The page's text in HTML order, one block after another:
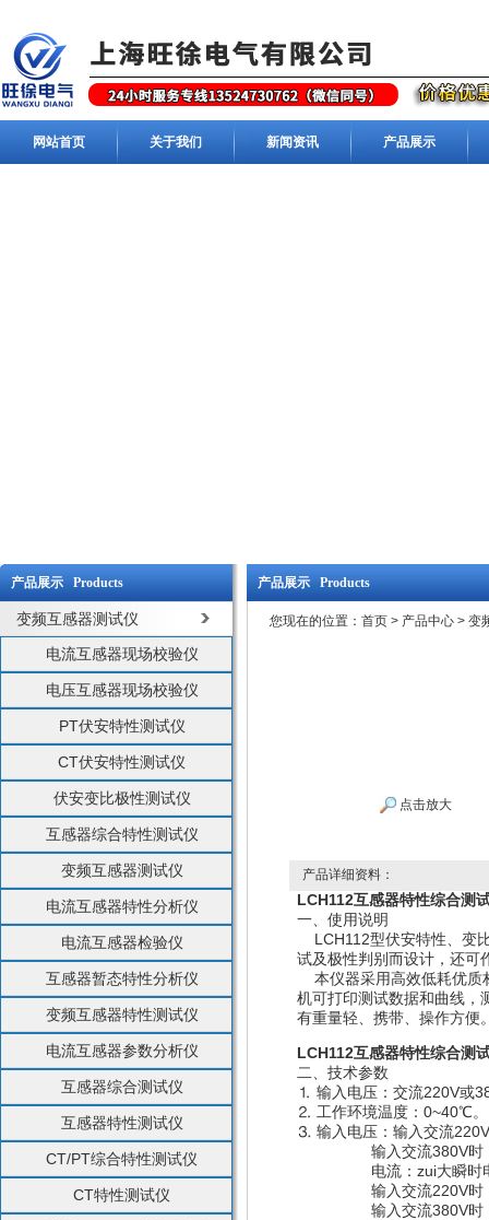
网站首页 关于我们 新闻资讯 产品展示
产品展示 Products
变频互感器测试仪
电流互感器现场校验仪
电压互感器现场校验仪
PT伏安特性测试仪
CT伏安特性测试仪
伏安变比极性测试仪
互感器综合特性测试仪
变频互感器测试仪
电流互感器特性分析仪
电流互感器检验仪
互感器暂态特性分析仪
变频互感器特性测试仪
电流互感器参数分析仪
互感器综合测试仪
互感器特性测试仪
CT/PT综合特性测试仪
CT特性测试仪
产品展示 Products
您现在的位置： 首页 > 产品中心 > 变
点击放大
产品详细资料：
LCH112互感器特性综合测
一、使用说明
LCH112型伏安特性、变
试及极性判别而设计，还可
本仪器采用高效低耗优质
机可打印测试数据和曲线，
有重量轻、携带、操作方便
LCH112互感器特性综合测
二、技术参数
⒈ 输入电压：交流220V或
⒉ 工作环境温度：0~40℃。
⒊ 输入电压：输入交流
输入交流380V时，
电流：zui大瞬时电流
输入交流220V时，
输入交流380V时，